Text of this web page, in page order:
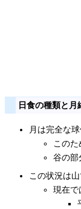
日食の種類と月
月は完全な球
この
谷の部
この状況は
現在で